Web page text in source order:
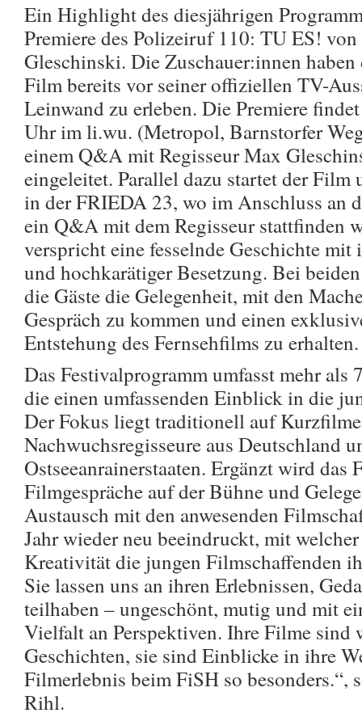
Ein Highlight des diesjährigen
Premiere des Polizeiruf 110: TU ES!
Gleschinski. Die Zuschauer:innen
Film bereits vor seiner offiziellen TV-
Leinwand zu erleben. Die Premiere
Uhr im li.wu. (Metropol, Barnstorfer
einem Q&A mit Regisseur Max
eingeleitet. Parallel dazu startet der
in der FRIEDA 23, wo im Anschluss an
ein Q&A mit dem Regisseur stattfinden
verspricht eine fesselnde Geschichte mit
und hochkarätiger Besetzung. Bei
die Gäste die Gelegenheit, mit den
Gespräch zu kommen und einen
Entstehung des Fernsehfilms zu erhalten.
Das Festivalprogramm umfasst mehr als
die einen umfassenden Einblick in die
Der Fokus liegt traditionell auf
Nachwuchsregisseure aus Deutschland
Ostseeanrainerstaaten. Ergänzt wird das
Filmgespräche auf der Bühne und
Austausch mit den anwesenden
Jahr wieder neu beeindruckt, mit
Kreativität die jungen Filmschaffenden
Sie lassen uns an ihren Erlebnissen,
teilhaben – ungeschönt, mutig und mit
Vielfalt an Perspektiven. Ihre Filme sind
Geschichten, sie sind Einblicke in ihre
Filmerlebnis beim FiSH so besonders.“,
Rihl.